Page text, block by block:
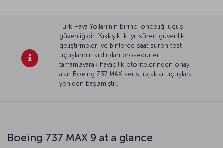
Türk Hava Yolları’nın birinci önceliği uçuş
güvenliğidir. Yaklaşık iki yıl süren güvenlik
geliştirmeleri ve binlerce saat süren test
uçuşlarının ardından prosedürleri
tamamlayarak havacılık otoritelerinden onay
alan Boeing 737 MAX serisi uçaklar uçuşlara
yeniden başlamıştır.
Boeing 737 MAX 9 at a glance